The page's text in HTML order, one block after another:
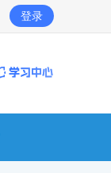
登录